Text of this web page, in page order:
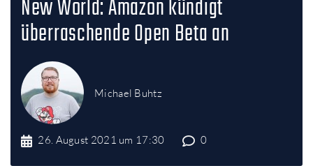
New World: Amazon kündigt
überraschende Open Beta an
Michael Buhtz
26. August 2021 um 17:30 0